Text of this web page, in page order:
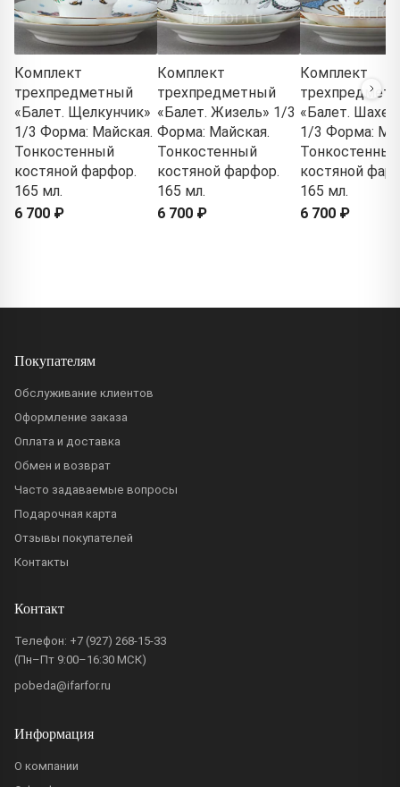
Комплект
трехпредметный
«Балет. Щелкунчик»
1/3 Форма: Майская.
Тонкостенный
костяной фарфор.
165 мл.
6 700 ₽
Комплект
трехпредметный
«Балет. Жизель» 1/3
Форма: Майская.
Тонкостенный
костяной фарфор.
165 мл.
6 700 ₽
Комплект
«Балет.
1/3 Форма:
Тонкостенный
костяной
165 мл.
6 700 ₽
Покупателям
Обслуживание клиентов
Оформление заказа
Оплата и доставка
Обмен и возврат
Часто задаваемые вопросы
Подарочная карта
Отзывы покупателей
Контакты
Контакт
Телефон: +7 (927) 268-15-33
(Пн–Пт 9:00–16:30 МСК)
pobeda@ifarfor.ru
Информация
О компании